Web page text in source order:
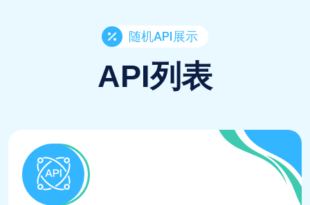
随机API展示
API列表